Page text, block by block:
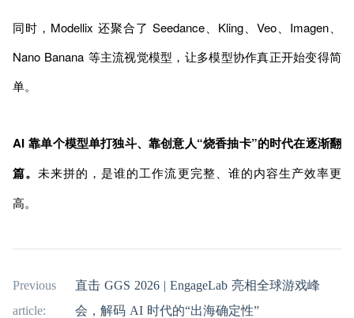
同时，Modellix 还聚合了 Seedance、Kling、Veo、Imagen、
Nano Banana 等主流视觉模型，让多模型协作真正开始变得简
单。
AI 靠单个模型单打独斗、靠创意人“烧香抽卡”的时代在逐渐翻
篇。未来拼的，是谁的工作流更完整、谁的内容生产效率更
高。
Previous
article:
直击 GGS 2026 | EngageLab 亮相全球游戏峰
会，解码 AI 时代的“出海确定性”